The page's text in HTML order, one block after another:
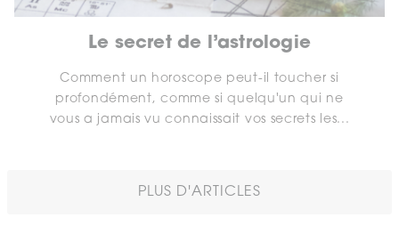
Le secret de l’astrologie
Comment un horoscope peut-il toucher si
profondément, comme si quelqu'un qui ne
vous a jamais vu connaissait vos secrets les...
PLUS D'ARTICLES